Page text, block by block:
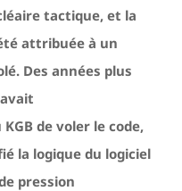
tactique, et la
attribuée à un
Des années plus
de voler le code,
la logique du logiciel
pression